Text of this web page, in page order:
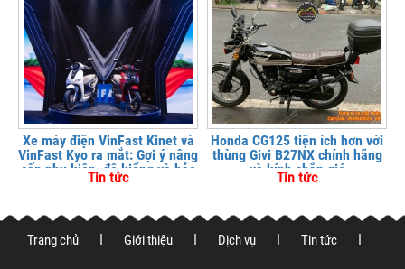
Xe máy điện VinFast Kinet và
VinFast Kyo ra mắt: Gợi ý nâng
cấp phụ kiện, độ kiểng và bảo
vệ xe tại
Tin tức
Honda CG125 tiện ích hơn với
thùng Givi B27NX chính hãng
và kính chắn gió
Tin tức
Trang chủ Giới thiệu Dịch vụ Tin tức